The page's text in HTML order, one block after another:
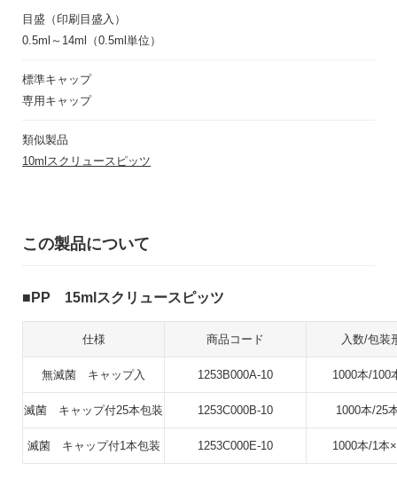
目盛（印刷目盛入）
0.5ml～14ml（0.5ml単位）
標準キャップ
専用キャップ
類似製品
10mlスクリュースピッツ
この製品について
PP 15mlスクリュースピッツ
仕様 商品コード 入数/包装
無滅菌 キャップ入 1253B000A-10 1000本/100
滅菌 キャップ付25本包装 1253C000B-10 1000本/25
滅菌 キャップ付1本包装 1253C000E-10 1000本/1本